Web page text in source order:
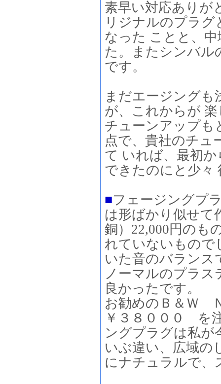
素早い対応ありが
リジナルのプラ
なった ことと、
た。またシンバル
です。
まだエージングも
が、これからが
チューンアップも
点で、貴社のチュ
て いれば、最初
できたのにと少々
■フェージングプ
は形ばかり似せて
銅）22,000円のも
れていないもので
いた音のバランス
ノーマルのプラ
良かったです。
お勧めのＢ＆Ｗ
￥３８０００ を
ングプラグは私が
いぶ違い、広域の
にナチュラルで、